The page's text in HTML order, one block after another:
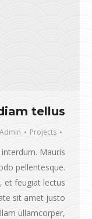
tellus
Projects
Mauris
pellentesque.
et feugiat lectus
sit amet justo
ullamcorper,